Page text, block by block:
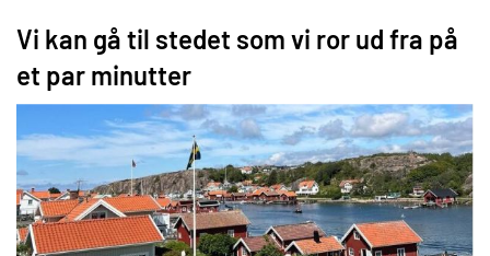
Vi kan gå til stedet som vi ror ud fra på
et par minutter